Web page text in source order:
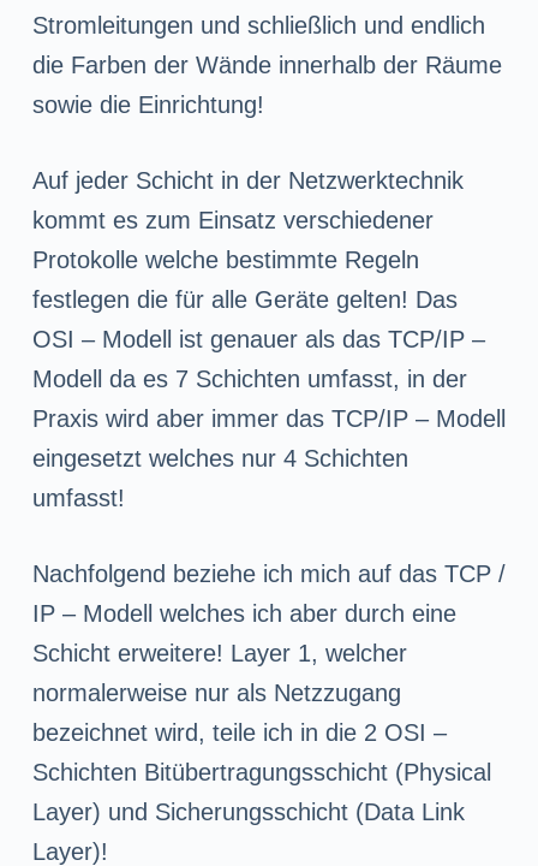
Stromleitungen und schließlich und endlich
die Farben der Wände innerhalb der Räume
sowie die Einrichtung!
Auf jeder Schicht in der Netzwerktechnik
kommt es zum Einsatz verschiedener
Protokolle welche bestimmte Regeln
festlegen die für alle Geräte gelten! Das
OSI – Modell ist genauer als das TCP/IP –
Modell da es 7 Schichten umfasst, in der
Praxis wird aber immer das TCP/IP – Modell
eingesetzt welches nur 4 Schichten
umfasst!
Nachfolgend beziehe ich mich auf das TCP /
IP – Modell welches ich aber durch eine
Schicht erweitere! Layer 1, welcher
normalerweise nur als Netzzugang
bezeichnet wird, teile ich in die 2 OSI –
Schichten Bitübertragungsschicht (Physical
Layer) und Sicherungsschicht (Data Link
Layer)!